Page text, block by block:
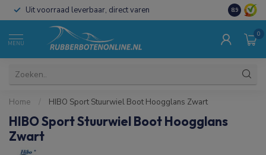
Uit voorraad leverbaar, direct varen Al 15 jaar
8.9
MENU
0
Home / HIBO Sport Stuurwiel Boot Hoogglans Zwart
HIBO Sport Stuurwiel Boot Hoogglans
Zwart